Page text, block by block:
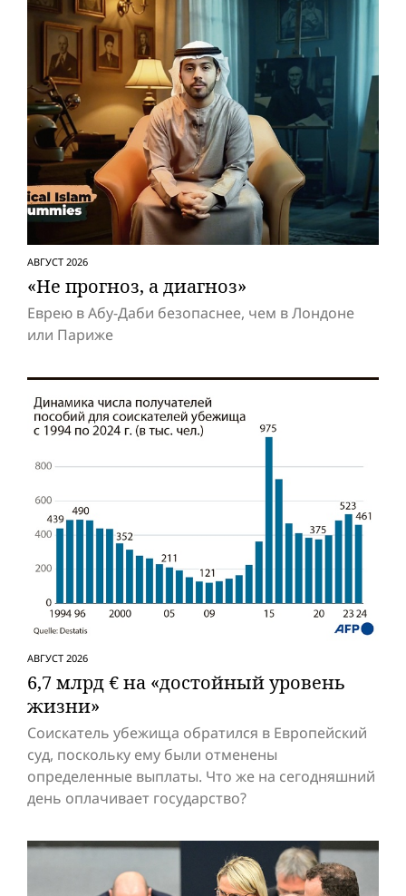
АВГУСТ 2026
«Не прогноз, а диагноз»
Еврею в Абу-Даби безопаснее, чем в Лондоне
или Париже
АВГУСТ 2026
6,7 млрд € на «достойный уровень
жизни»
Соискатель убежища обратился в Европейский
суд, поскольку ему были отменены
определенные выплаты. Что же на сегодняшний
день оплачивает государство?